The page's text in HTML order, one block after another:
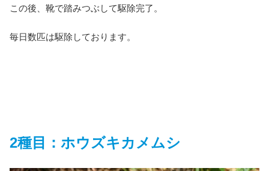
この後、靴で踏みつぶして駆除完了。
毎日数匹は駆除しております。
2種目：ホウズキカメムシ